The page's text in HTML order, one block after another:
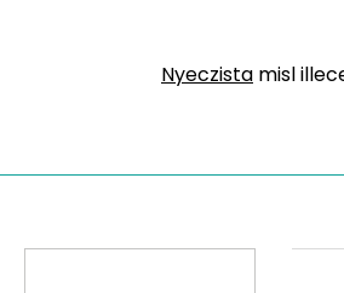
Nyeczista misl